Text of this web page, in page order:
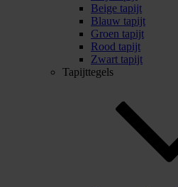
Beige tapijt
Blauw tapijt
Groen tapijt
Rood tapijt
Zwart tapijt
Tapijttegels